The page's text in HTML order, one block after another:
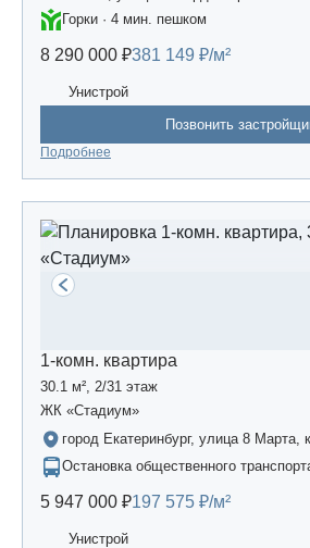
Горки · 4 мин. пешком
8 290 000 ₽381 149 ₽/м²
Унистрой
Позвонить
Подробнее
1-комн. квартира
30.1 м², 2/31 этаж
ЖК «Стадиум»
город Екатеринбург, улица 8 Марта,
Остановка общественного
5 947 000 ₽197 575 ₽/м²
Унистрой